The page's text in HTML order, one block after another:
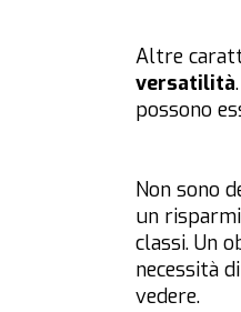
Altre
versatilità
possono
Non sono
un
classi. Un
necessità
vedere.